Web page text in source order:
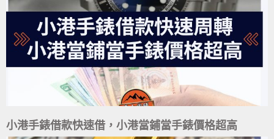
小港手錶借款快速借，小港當鋪當手錶價格超高